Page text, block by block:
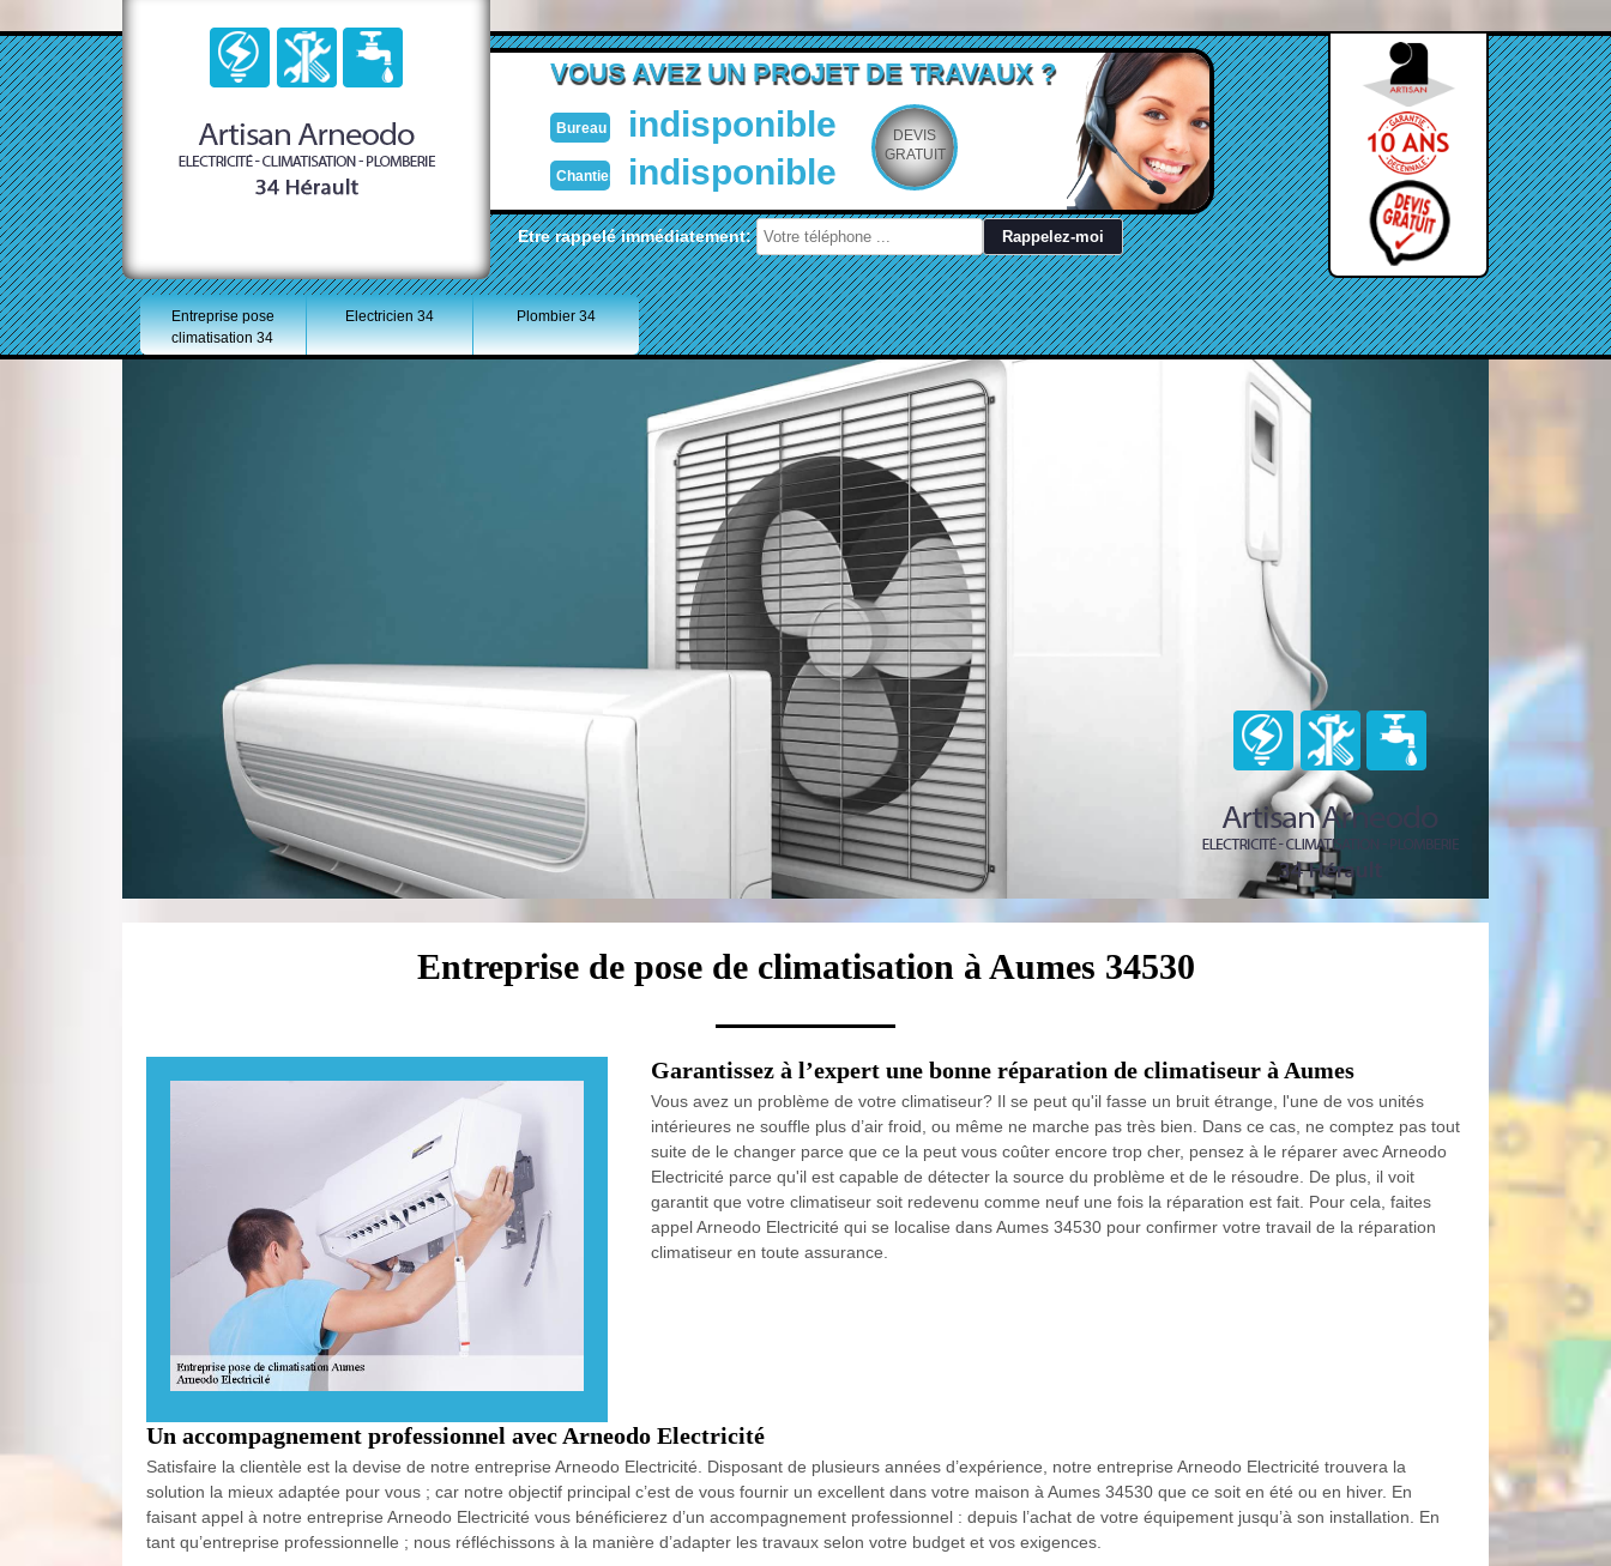
VOUS AVEZ UN PROJET DE TRAVAUX ?
Bureau indisponible
Chantier indisponible
DEVIS
GRATUIT
Etre rappelé immédiatement:
Entreprise pose
climatisation 34
Electricien 34 Plombier 34
Entreprise de pose de climatisation à Aumes 34530
Garantissez à l’expert une bonne réparation de climatiseur à Aumes
Vous avez un problème de votre climatiseur? Il se peut qu'il fasse un bruit étrange, l'une de vos unités
intérieures ne souffle plus d’air froid, ou même ne marche pas très bien. Dans ce cas, ne comptez pas tout
suite de le changer parce que ce la peut vous coûter encore trop cher, pensez à le réparer avec Arneodo
Electricité parce qu'il est capable de détecter la source du problème et de le résoudre. De plus, il voit
garantit que votre climatiseur soit redevenu comme neuf une fois la réparation est fait. Pour cela, faites
appel Arneodo Electricité qui se localise dans Aumes 34530 pour confirmer votre travail de la réparation
climatiseur en toute assurance.
Un accompagnement professionnel avec Arneodo Electricité
Satisfaire la clientèle est la devise de notre entreprise Arneodo Electricité. Disposant de plusieurs années d’expérience, notre entreprise Arneodo Electricité trouvera la
solution la mieux adaptée pour vous ; car notre objectif principal c’est de vous fournir un excellent dans votre maison à Aumes 34530 que ce soit en été ou en hiver. En
faisant appel à notre entreprise Arneodo Electricité vous bénéficierez d’un accompagnement professionnel : depuis l’achat de votre équipement jusqu’à son installation. En
tant qu’entreprise professionnelle ; nous réfléchissons à la manière d’adapter les travaux selon votre budget et vos exigences.